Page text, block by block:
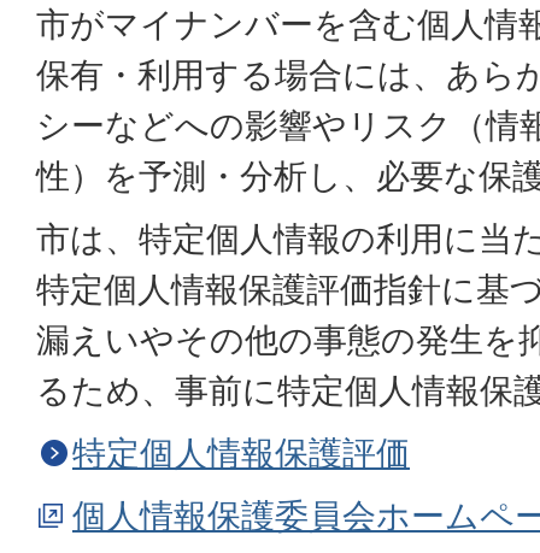
市がマイナンバーを含む個人情
保有・利用する場合には、あら
シーなどへの影響やリスク（情
性）を予測・分析し、必要な保
市は、特定個人情報の利用に当
特定個人情報保護評価指針に基
漏えいやその他の事態の発生を
るため、事前に特定個人情報保
特定個人情報保護評価
個人情報保護委員会ホームペ